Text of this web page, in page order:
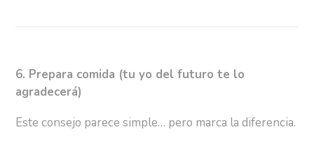
6. Prepara comida (tu yo del futuro te lo
agradecerá)
Este consejo parece simple… pero marca la diferencia.